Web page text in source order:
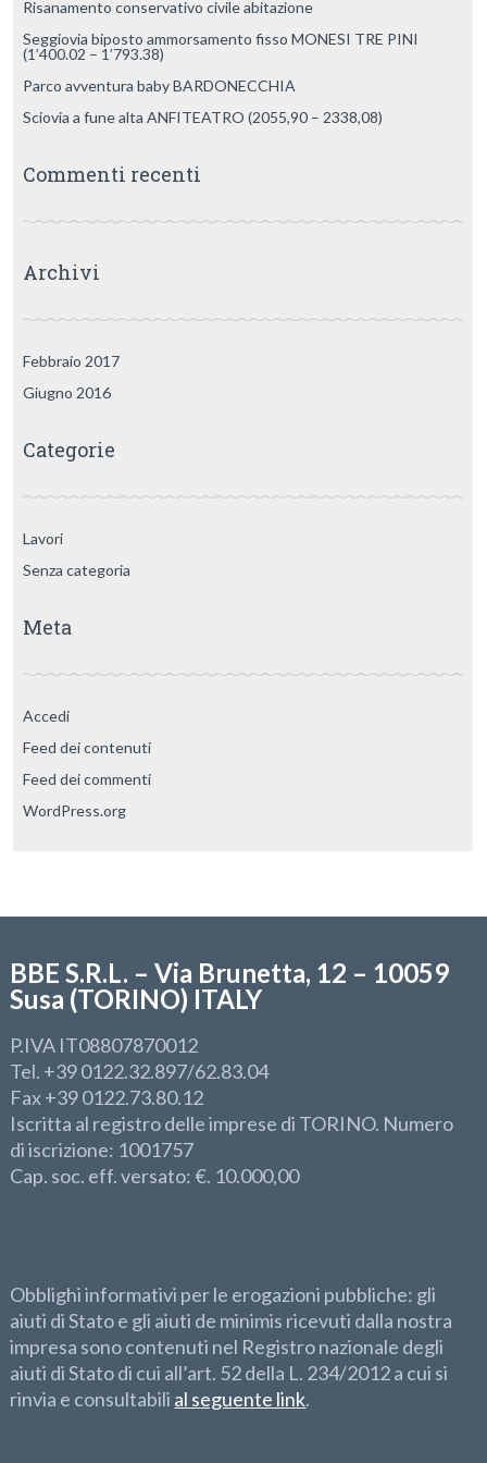
Risanamento conservativo civile abitazione
Seggiovia biposto ammorsamento fisso MONESI TRE PINI
(1’400.02 – 1’793.38)
Parco avventura baby BARDONECCHIA
Sciovia a fune alta ANFITEATRO (2055,90 – 2338,08)
Commenti recenti
Archivi
Febbraio 2017
Giugno 2016
Categorie
Lavori
Senza categoria
Meta
Accedi
Feed dei contenuti
Feed dei commenti
WordPress.org
BBE S.R.L. – Via Brunetta, 12 – 10059
Susa (TORINO) ITALY
P.IVA IT08807870012
Tel. +39 0122.32.897/62.83.04
Fax +39 0122.73.80.12
Iscritta al registro delle imprese di TORINO. Numero
di iscrizione: 1001757
Cap. soc. eff. versato: €. 10.000,00
Obblighi informativi per le erogazioni pubbliche: gli
aiuti di Stato e gli aiuti de minimis ricevuti dalla nostra
impresa sono contenuti nel Registro nazionale degli
aiuti di Stato di cui all’art. 52 della L. 234/2012 a cui si
rinvia e consultabili al seguente link.